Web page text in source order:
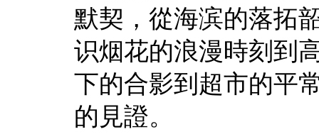
默契，從海滨的落拓
识烟花的浪漫時刻到
下的合影到超市的平
的見證。